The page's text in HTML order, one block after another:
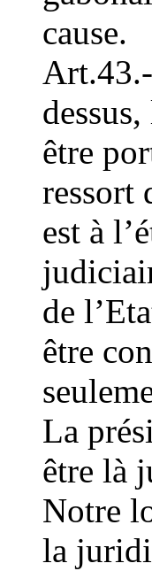
cause.
être
ressort
est à
de
être
La
être là
Notre
la